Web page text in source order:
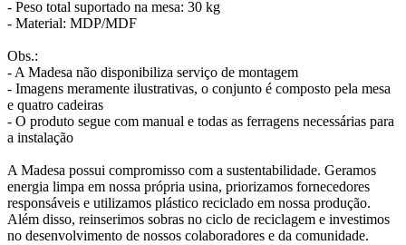
- Peso total suportado na mesa: 30 kg
- Material: MDP/MDF
Obs.:
- A Madesa não disponibiliza serviço de montagem
- Imagens meramente ilustrativas, o conjunto é composto pela mesa
e quatro cadeiras
- O produto segue com manual e todas as ferragens necessárias para
a instalação
A Madesa possui compromisso com a sustentabilidade. Geramos
energia limpa em nossa própria usina, priorizamos fornecedores
responsáveis e utilizamos plástico reciclado em nossa produção.
Além disso, reinserimos sobras no ciclo de reciclagem e investimos
no desenvolvimento de nossos colaboradores e da comunidade.